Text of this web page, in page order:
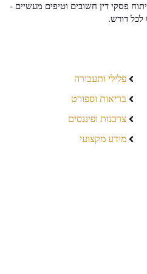
פסקי דין חשובים וטיפים מעשיים -
לכל דורש.
פלילי ותעבורה
בריאות וספורט
צרכנות ופיננסים
מידע מקצועי